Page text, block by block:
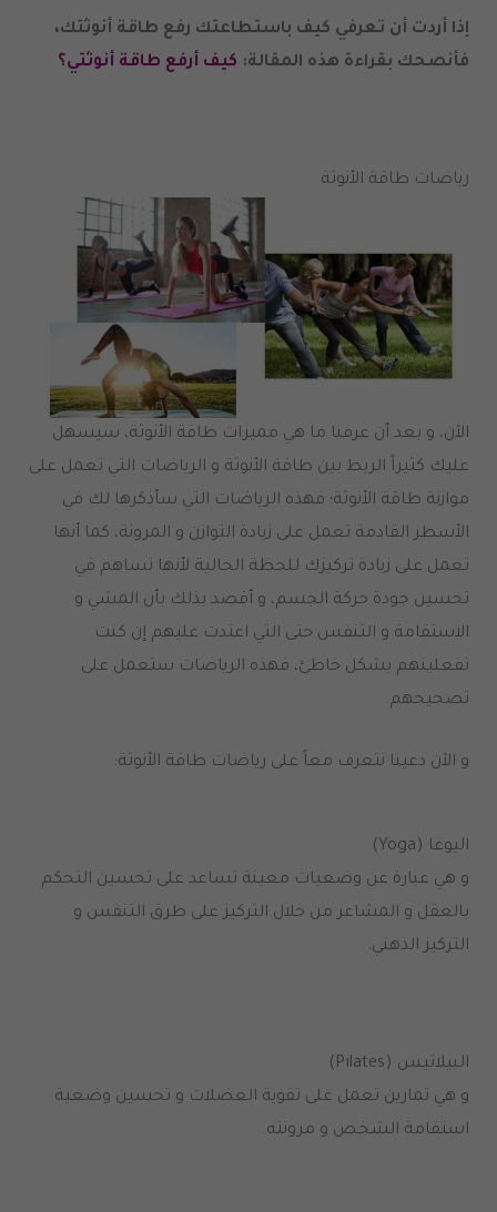
إذا أردت أن تعرفي كيف باستطاعتك رفع طاقة أنوثتك،
فأنصحك بقراءة هذه المقالة: كيف أرفع طاقة أنوثتي؟
رياضات طاقة الأنوثة
الآن، و بعد أن عرفنا ما هي مميزات طاقة الأنوثة، سيسهل
عليك كثيراً الربط بين طاقة الأنوثة و الرياضات التي تعمل على
موازنة طاقة الأنوثة؛ فهذه الرياضات التي سأذكرها لك في
الأسطر القادمة تعمل على زيادة التوازن و المرونة، كما أنها
تعمل على زيادة تركيزك للحظة الحالية لأنها تساهم في
تحسين جودة حركة الجسم، و أقصد بذلك بأن المشي و
الاستقامة و التنفس حتى التي اعتدت عليهم إن كنت
تفعلينهم بشكل خاطئ، فهذه الرياضات ستعمل على
تصحيحهم.
و الآن دعينا نتعرف معاً على رياضات طاقة الأنوثة:
اليوغا (Yoga)
و هي عبارة عن وضعيات معينة تساعد على تحسين التحكم
بالعقل و المشاعر من خلال التركيز على طرق التنفس و
التركيز الذهني.
البيلاتيس (Pilates)
و هي تمارين تعمل على تقوية العضلات و تحسين وضعية
استقامة الشخص و مرونته.